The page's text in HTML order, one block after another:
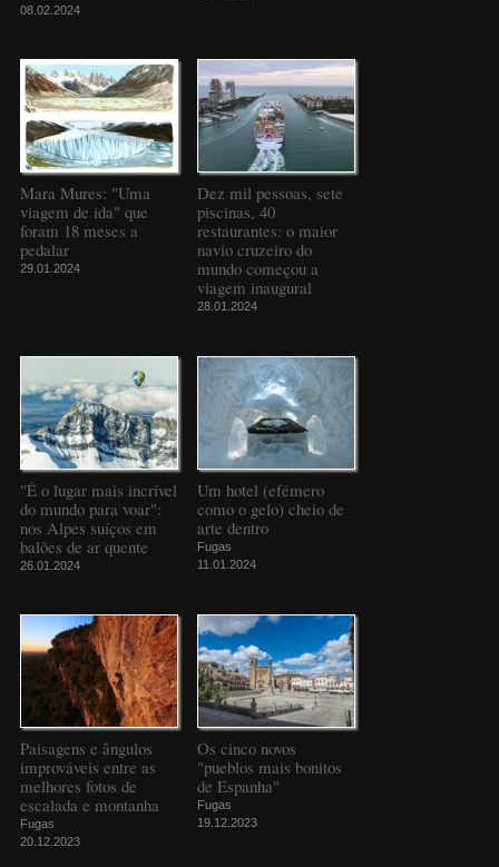
08.02.2024
Mara Mures: "Uma
viagem de ida" que
foram 18 meses a
pedalar
29.01.2024
Dez mil pessoas, sete
piscinas, 40
restaurantes: o maior
navio cruzeiro do
mundo começou a
viagem inaugural
28.01.2024
"É o lugar mais incrível
do mundo para voar":
nos Alpes suíços em
balões de ar quente
26.01.2024
Um hotel (efémero
como o gelo) cheio de
arte dentro
Fugas
11.01.2024
Paisagens e ângulos
improváveis entre as
melhores fotos de
escalada e montanha
Fugas
20.12.2023
Os cinco novos
"pueblos mais bonitos
de Espanha"
Fugas
19.12.2023